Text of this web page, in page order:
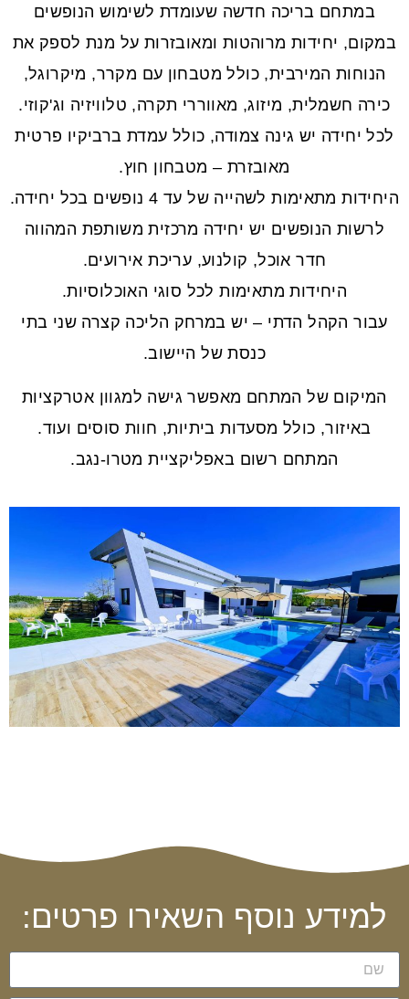
במתחם בריכה חדשה שעומדת לשימוש הנופשים
במקום, יחידות מרוהטות ומאובזרות על מנת לספק את
הנוחות המירבית, כולל מטבחון עם מקרר, מיקרוגל,
כירה חשמלית, מיזוג, מאווררי תקרה, טלוויזיה וג'קוזי.
לכל יחידה יש גינה צמודה, כולל עמדת ברביקיו פרטית
מאובזרת – מטבחון חוץ.
היחידות מתאימות לשהייה של עד 4 נופשים בכל יחידה.
לרשות הנופשים יש יחידה מרכזית משותפת המהווה
חדר אוכל, קולנוע, עריכת אירועים.
היחידות מתאימות לכל סוגי האוכלוסיות.
עבור הקהל הדתי – יש במרחק הליכה קצרה שני בתי
כנסת של היישוב.
המיקום של המתחם מאפשר גישה למגוון אטרקציות
באיזור, כולל מסעדות ביתיות, חוות סוסים ועוד.
המתחם רשום באפליקציית מטרו-נגב.
למידע נוסף השאירו פרטים: